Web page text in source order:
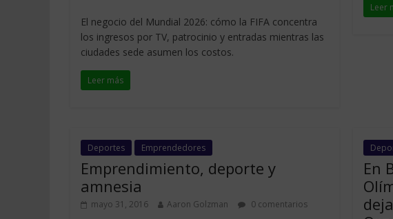
El negocio del Mundial 2026: cómo la FIFA concentra
los ingresos por TV, patrocinio y entradas mientras las
ciudades sede asumen los costos.
Leer más
Leer
Deportes Emprendedores
Emprendimiento, deporte y
amnesia
mayo 31, 2016 Aaron Golzman 0 comentarios
En